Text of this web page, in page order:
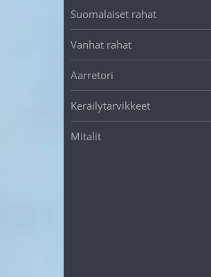
Suomalaiset rahat
Vanhat rahat
Aarretori
Keräilytarvikkeet
Mitalit